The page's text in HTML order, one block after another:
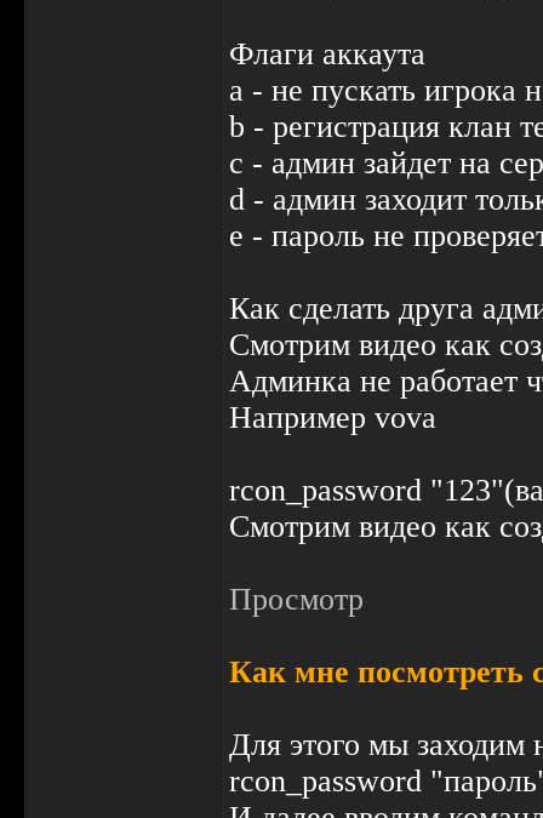
Флаги аккаута
a - не пускать игрока
b - регистрация клан
c - админ зайдет на
d - админ заходит
e - пароль не
Как сделать друга
Смотрим видео как
Админка не работает
Например vova
rcon_password
Смотрим видео как
Просмотр
Как мне посмотреть
Для этого мы заходим
rcon_password